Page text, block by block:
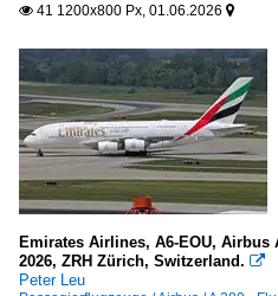
Frankreich
Toulouse-
Großbritannien
Manchester (MAN-EGCC)
 41 1200x800 Px, 01.06.2026 
Emirates Airlines, A6-EOU, Airbus
2026, ZRH Zürich, Switzerland. 
Peter Leu